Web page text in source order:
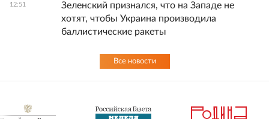
12:51
Зеленский признался, что на Западе не
хотят, чтобы Украина производила
баллистические ракеты
Все новости